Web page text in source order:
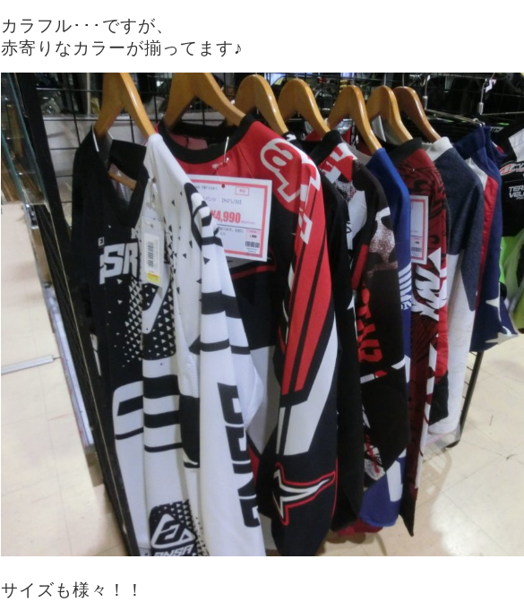
カラフル･･･ですが、
赤寄りなカラーが揃ってます♪
サイズも様々！！